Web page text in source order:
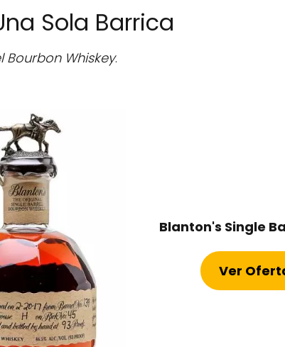
Sola Barrica
Bourbon Whiskey.
Blanton's Single
Ver